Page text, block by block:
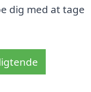
dig med at tage